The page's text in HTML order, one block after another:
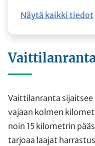
Näytä kaikki tiedot
Vaittilanranta sijaitsee
vajaan kolmen
noin 15 kilometrin
tarjoaa laajat